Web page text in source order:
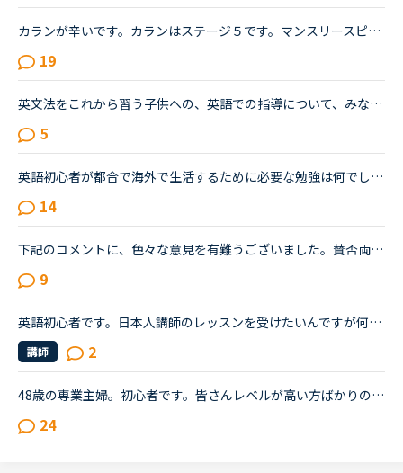
カランが辛いです。カランはステージ５です。マンスリースピーキングテストは毎回５か６です。オンライン英会話は1年前に他社で入会し、カランに惹かれてNCへ転校（？）しました。最初は死ぬほど緊張していたレッ...
19
英文法をこれから習う子供への、英語での指導について、みなさん、どう思われますか？私は、説明そのものを英語で行うのは、少なくとも中学校の文法の範囲が一通り終わらないと、なかなか厳しいのではないかと思...
5
英語初心者が都合で海外で生活するために必要な勉強は何でしょうか？恥ずかしながら、20年ほど英語からは遠ざかってきました。ほぼしゃべれません。現在カランSTAGE1から始めSTAGE3に入ったところです。こちらは...
14
下記のコメントに、色々な意見を有難うございました。賛否両論があり、気付いた事があります。 私は昨年、１１／１６～トライレッスンを始めたので、今年に入るまで いつでも充分満足するほどレッスンを受けられ...
9
英語初心者です。日本人講師のレッスンを受けたいんですが何故か気恥ずかしくて勇気が出ません。今すぐレッスンが出来る状態になっても講師のプロフィールを読んだり教材を確認してるうちに取り込み中にかわって...
講師 2
48歳の専業主婦。初心者です。皆さんレベルが高い方ばかりのようですがこんな私でも続けていたら少しは話せるようになるのでしょうか。まだ数回しか受けていませんが先生は呆れているんだろうなって思ってしまい...
24